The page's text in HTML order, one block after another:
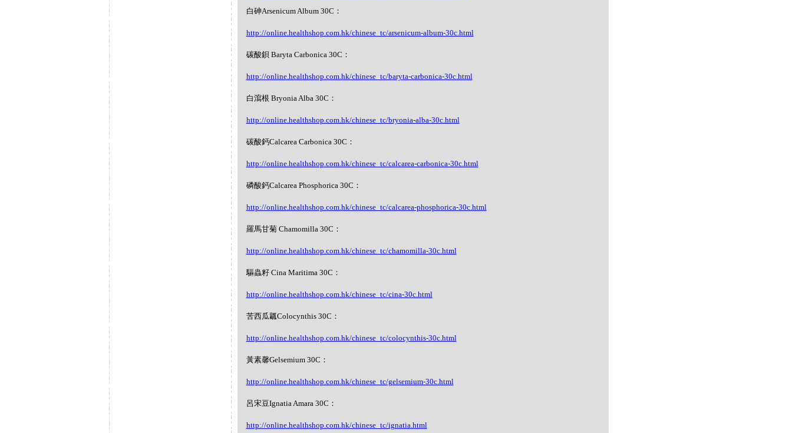
白砷Arsenicum Album 30C：
http://online.healthshop.com.hk/chinese_tc/arsenicum-album-30c.html
碳酸鋇 Baryta Carbonica 30C：
http://online.healthshop.com.hk/chinese_tc/baryta-carbonica-30c.html
白瀉根 Bryonia Alba 30C：
http://online.healthshop.com.hk/chinese_tc/bryonia-alba-30c.html
碳酸鈣Calcarea Carbonica 30C：
http://online.healthshop.com.hk/chinese_tc/calcarea-carbonica-30c.html
磷酸鈣Calcarea Phosphorica 30C：
http://online.healthshop.com.hk/chinese_tc/calcarea-phosphorica-30c.html
羅馬甘菊 Chamomilla 30C：
http://online.healthshop.com.hk/chinese_tc/chamomilla-30c.html
驅蟲籽 Cina Maritima 30C：
http://online.healthshop.com.hk/chinese_tc/cina-30c.html
苦西瓜瓤Colocynthis 30C：
http://online.healthshop.com.hk/chinese_tc/colocynthis-30c.html
黃素馨Gelsemium 30C：
http://online.healthshop.com.hk/chinese_tc/gelsemium-30c.html
呂宋豆Ignatia Amara 30C：
http://online.healthshop.com.hk/chinese_tc/ignatia.html